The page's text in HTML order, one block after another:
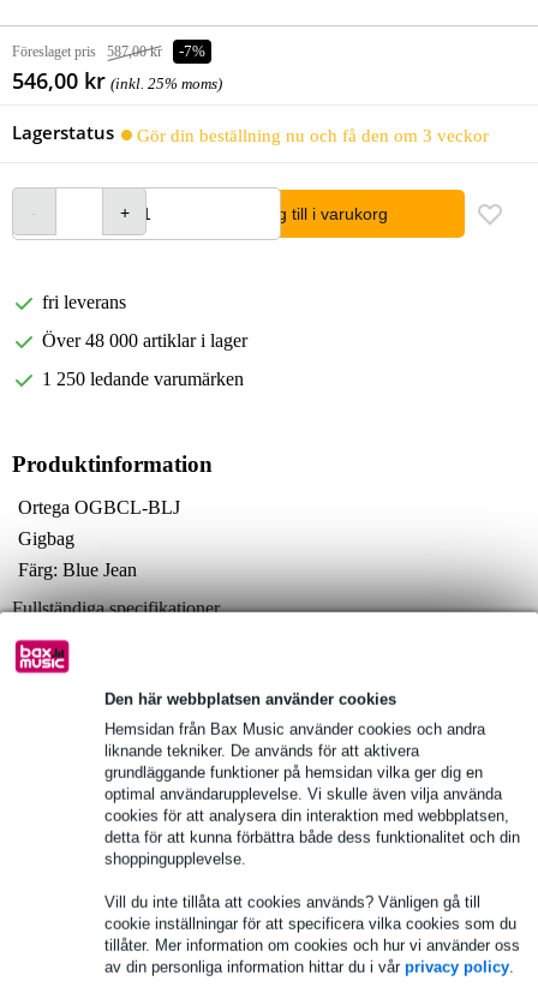
Den här webbplatsen använder cookies
Hemsidan från Bax Music använder cookies och andra
liknande tekniker. De används för att aktivera
grundläggande funktioner på hemsidan vilka ger dig en
optimal användarupplevelse. Vi skulle även vilja använda
cookies för att analysera din interaktion med webbplatsen,
detta för att kunna förbättra både dess funktionalitet och din
shoppingupplevelse.
Vill du inte tillåta att cookies används? Vänligen gå till
cookie inställningar för att specificera vilka cookies som du
tillåter. Mer information om cookies och hur vi använder oss
av din personliga information hittar du i vår privacy policy.
Föreslaget pris 587,00 kr -7%
546,00 kr (inkl. 25% moms)
Lagerstatus Gör din beställning nu och få den om 3 veckor
lägg till i varukorg
fri leverans
Över 48 000 artiklar i lager
1 250 ledande varumärken
Produktinformation
Ortega OGBCL-BLJ
Gigbag
Färg: Blue Jean
Fullständiga specifikationer
Se även (4)
Se även (3)